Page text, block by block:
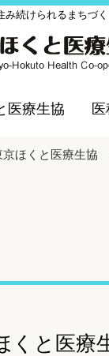
み続けられるまちづく
医療生協
京ほくと医療生協
くと医療